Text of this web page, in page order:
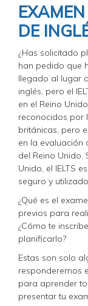
DE
¿Has solicitado
han pedido que
llegado al lugar
inglés, pero el
en el Reino
reconocidos por
británicas, pero
en la evaluación
del Reino Unido.
Unido, el IELTS
seguro y
¿Qué es el
previos para
¿Cómo te
planificarlo?
Estas son solo
responderemos
para aprender
presentar tu